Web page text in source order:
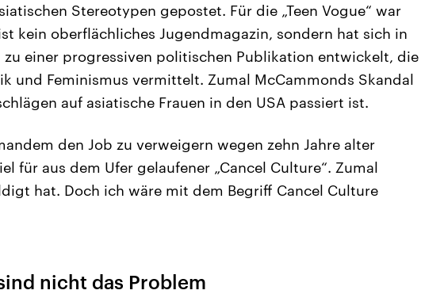
Stereotypen gepostet. Für die „Teen Vogue“ war
kein oberflächliches Jugendmagazin, sondern hat sich in
einer progressiven politischen Publikation entwickelt, die
und Feminismus vermittelt. Zumal McCammonds Skandal
auf asiatische Frauen in den USA passiert ist.
den Job zu verweigern wegen zehn Jahre alter
für aus dem Ufer gelaufener „Cancel Culture“. Zumal
hat. Doch ich wäre mit dem Begriff Cancel Culture
nicht das Problem